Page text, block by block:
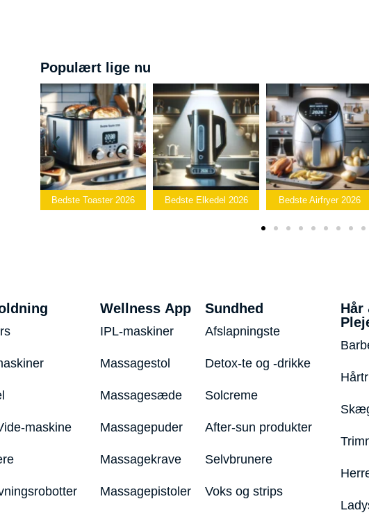
Populært lige nu
Bedste Elkedel 2026 Bedste Airfryer 2026
Bedste
Popcornmaskine 2026
maskine
Wellness App
IPL-maskiner
Massagestol
Massagesæde
Massagepuder
Massagekrave
Massagepistoler
Sundhed
Afslapningste
Detox-te og -drikke
Solcreme
After-sun produkter
Selvbrunere
Voks og strips
Hår